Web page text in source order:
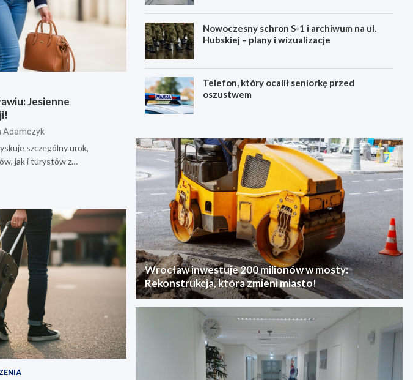
Jesienne
Adamczyk
szczególny urok,
jak i turystów z…
Nowoczesny schron S-1 i archiwum na ul.
Hubskiej – plany i wizualizacje
Telefon, który ocalił seniorkę przed
oszustwem
Wrocław inwestuje 200 milionów w mosty:
Rekonstrukcja, która zmieni miasto!